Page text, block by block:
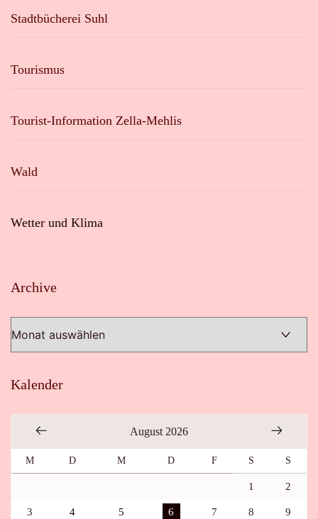
Stadtbücherei Suhl
Tourismus
Tourist-Information Zella-Mehlis
Wald
Wetter und Klima
Archive
Kalender
August 2026
M D M D F S S
1 2
3 4 5 6 7 8 9